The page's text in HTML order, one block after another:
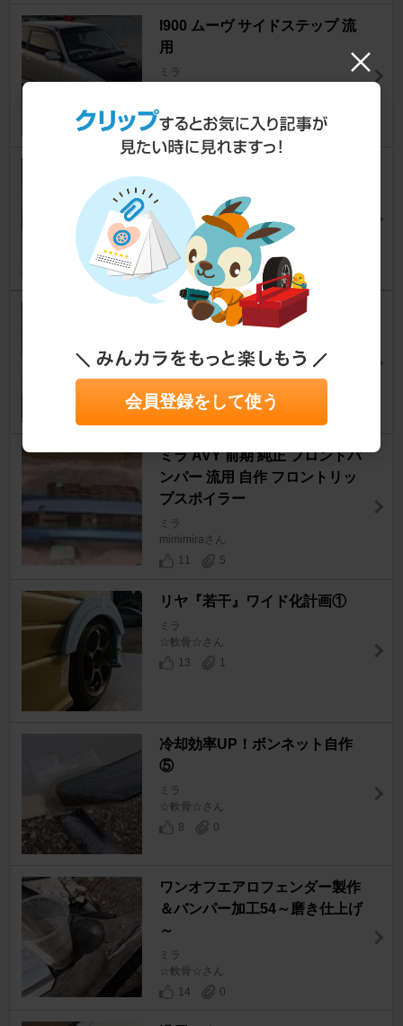
l900 ムーヴ サイドステップ 流
用
ミラ
ウィング。
One night clubさん
5
エアインテークカバー製作
Ｔａｍｓｏｎさん
ミラ AVY 前期 純正 フロントバ
ンパー 流用 自作 フロントリッ
プスポイラー
ミラ
mimimiraさん
11
5
リヤ『若干』ワイド化計画①
ミラ
☆軟骨☆さん
13
1
冷却効率UP！ボンネット自作
⑤
ミラ
☆軟骨☆さん
8
0
ワンオフエアロフェンダー製作
＆バンパー加工54～磨き仕上げ
～
ミラ
☆軟骨☆さん
14
0
会員登録をして使う